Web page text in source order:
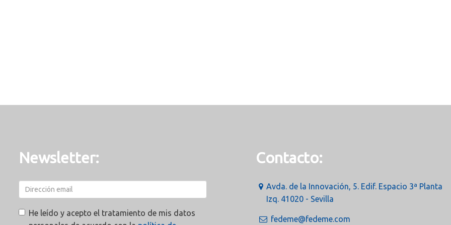
Newsletter:
He leído y acepto el tratamiento de mis datos
Contacto:
Avda. de la Innovación, 5. Edif. Espacio 3ª Planta
Izq. 41020 - Sevilla
fedeme@fedeme.com